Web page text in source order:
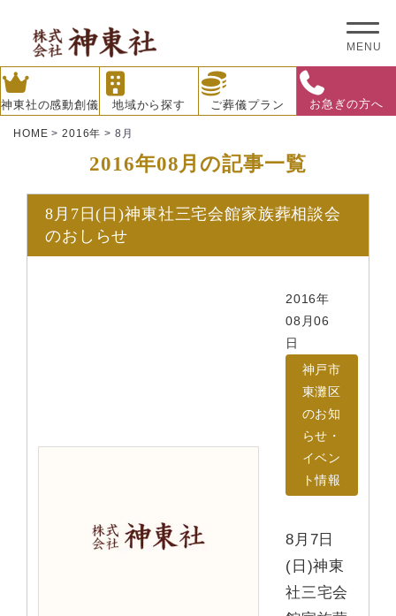
MENU
神東社の感動創儀 地域から探す ご葬儀プラン お急ぎの方へ
HOME > 2016年 > 8月
2016年08月の記事一覧
8月7日(日)神東社三宅会館家族葬相談会
のおしらせ
2016年
08月06
日
神戸市
東灘区
のお知
らせ・
イベン
ト情報
8月7日
(日)神東
社三宅会